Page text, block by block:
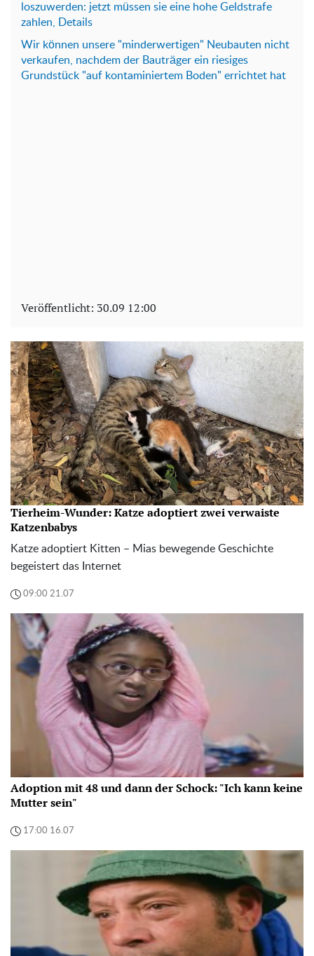
loszuwerden: jetzt müssen sie eine hohe Geldstrafe
zahlen, Details
Wir können unsere "minderwertigen" Neubauten nicht
verkaufen, nachdem der Bauträger ein riesiges
Grundstück "auf kontaminiertem Boden" errichtet hat
Veröffentlicht: 30.09 12:00
Tierheim-Wunder: Katze adoptiert zwei verwaiste
Katzenbabys
Katze adoptiert Kitten – Mias bewegende Geschichte
begeistert das Internet
09:00 21.07
Adoption mit 48 und dann der Schock: "Ich kann keine
Mutter sein"
17:00 16.07